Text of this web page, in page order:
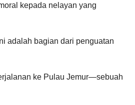
kepada nelayan yang
adalah bagian dari penguatan
ke Pulau Jemur—sebuah